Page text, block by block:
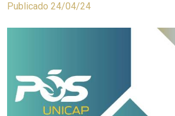
Publicado 24/04/24